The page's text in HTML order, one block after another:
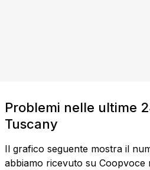
Problemi nelle ultime
Tuscany
Il grafico seguente mostra il
abbiamo ricevuto su Coopvoce